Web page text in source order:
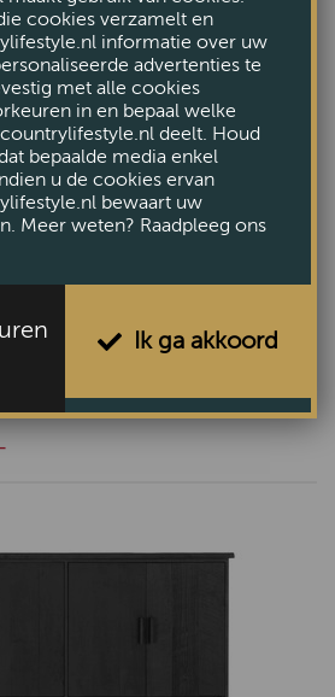
cookies verzamelt en
informatie over uw
advertenties te
met alle cookies
in en bepaal welke
deelt. Houd
bepaalde media enkel
u de cookies ervan
bewaart uw
Meer weten? Raadpleeg ons
Ik ga akkoord